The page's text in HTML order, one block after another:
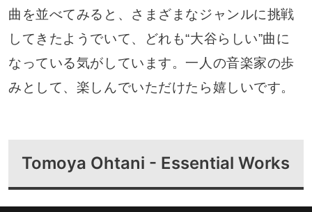
曲を並べてみると、さまざまなジャンルに挑戦
してきたようでいて、どれも“大谷らしい”曲に
なっている気がしています。一人の音楽家の歩
みとして、楽しんでいただけたら嬉しいです。
Tomoya Ohtani - Essential Works